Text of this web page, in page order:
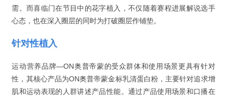
需。而喜临门在节目中的花字植入，不仅随着赛程进展解说选手
心态，也在深入圈层的同时为打破圈层作铺垫。
针对性植入
运动营养品牌—ON奥普帝蒙的受众群体和使用场景更具有针对
性，其核心产品为ON奥普帝蒙金标乳清蛋白粉，主要针对追求增
肌和运动表现的人群讲述产品性能。通过产品使用场景和口播在